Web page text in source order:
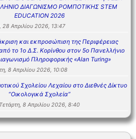
ΔΙΑΓΩΝΙΣΜΟ ΡΟΜΠΟΤΙΚΗΣ STEM
EDUCATION 2026
28 Απριλίου 2026, 13:47
και εκπροσώπιση της Περιφέρειας
το 1ο Δ.Σ. Κορίνθου στον 5ο Πανελλήνιο
Πληροφορικής «Alan Turing»
8 Απριλίου 2026, 10:08
Σχολείου Λεχαίου στο Διεθνές Δίκτυο
“Οικολογικά Σχολεία”
Τετάρτη, 8 Απριλίου 2026, 8:40